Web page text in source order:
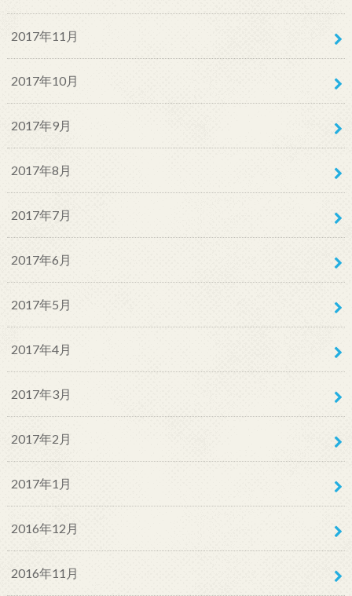
2017年11月
2017年10月
2017年9月
2017年8月
2017年7月
2017年6月
2017年5月
2017年4月
2017年3月
2017年2月
2017年1月
2016年12月
2016年11月